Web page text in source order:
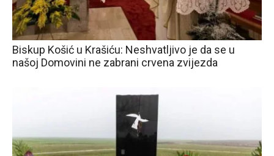
Biskup Košić u Krašiću: Neshvatljivo je da se u
našoj Domovini ne zabrani crvena zvijezda